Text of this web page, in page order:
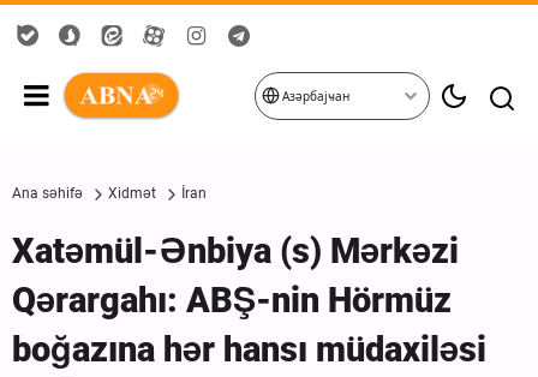
Азәрбајҹан
Ana səhifə Xidmət İran
Xatəmül-Ənbiya (s) Mərkəzi
Qərargahı: ABŞ-nin Hörmüz
boğazına hər hansı müdaxiləsi